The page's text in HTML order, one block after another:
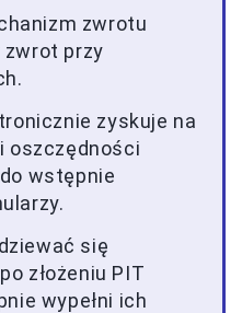
zwrotu
przy
zyskuje na
oszczędności
wstępnie
się
złożeniu PIT
wypełni ich